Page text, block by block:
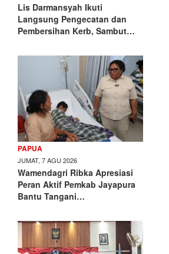
Lis Darmansyah Ikuti
Langsung Pengecatan dan
Pembersihan Kerb, Sambut…
PAPUA
JUMAT, 7 AGU 2026
Wamendagri Ribka Apresiasi
Peran Aktif Pemkab Jayapura
Bantu Tangani…